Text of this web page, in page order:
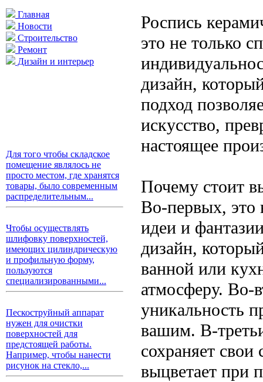
Главная
Новости
Строительство
Ремонт
Дизайн и интерьер
Для того чтобы складское
помещение являлось не
просто местом, где хранятся
товары, было современным
распределительным...
Чтобы осуществлять
шлифовку поверхностей,
имеющих цилиндрическую
и профильную форму,
пользуются
специализированными...
Пескоструйный аппарат
нужен для очистки
поверхностей для
предстоящей работы.
Например, чтобы нанести
рисунок на стекло,...
Роспись
это не только
дизайн,
подход
искусство,
настоящее
Почему стоит
Во-первых, это
идеи и
дизайн,
ванной или
атмосферу. Во-
уникальность
вашим. В-
сохраняет свои
выцветает при